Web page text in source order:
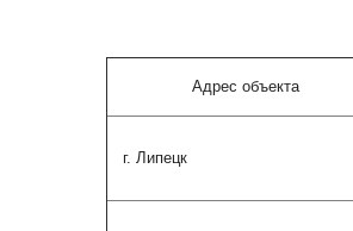
Адрес объекта
г. Липецк